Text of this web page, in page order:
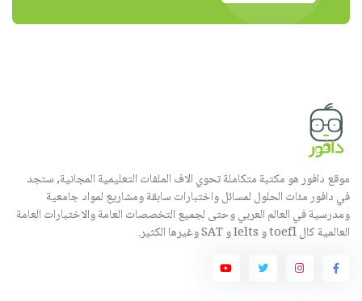
موقع دافور هو مكتبة متكاملة تحوي الاف الملفات التعليمية المجانية, ستجد
في دافور مئات الحلول لمسائل واختبارات سابقة ومشاريع لمواد جامعية
ومدرسية في العالم العربي وحتى لجميع التخصصات العامة والاختبارات العامة
العالمية كال toefl و Ielts و SAT وغيرها الكثير.